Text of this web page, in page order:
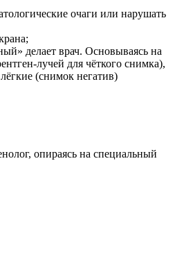
очаги или нарушать
делает врач. Основываясь на
лучей для чёткого снимка),
(снимок негатив)
опираясь на специальный